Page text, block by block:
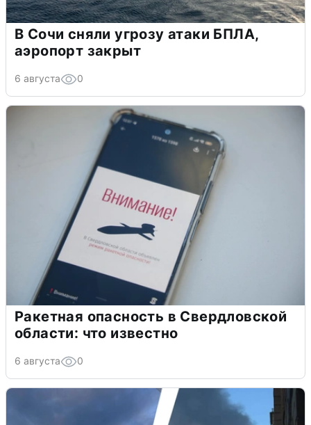
В Сочи сняли угрозу атаки БПЛА,
аэропорт закрыт
6 августа 0
Ракетная опасность в Свердловской
области: что известно
6 августа 0